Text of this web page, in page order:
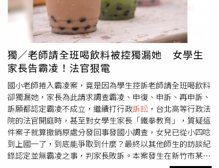
否在審查程序上出現漏洞。媒體向多家生殖醫學中心查證，
各院均表示，接受試管嬰兒療程依法必須出示身分證及結婚
證正本，夫妻雙方還須完成拍照、刷臉等身分驗證程序，若
未提供結婚證，僅能接受一般檢查，無法正式建檔或進行試
管嬰兒療程。至於涉案的復旦大學附屬中山醫院則表示，辦
理輔助生殖療程確實需要提供結婚證等相關證件，至於本案
涉及偽造證件及冷凍胚胎等爭議，已交由相關部門統一處
理，截至報導截稿前，院方尚未正式回應媒體詢問。受訪律
師指出，若丈夫與第三者確實利用偽造結婚證接受輔助生殖
治療，不僅可能涉及偽造國家機關證件等違法行為，也已違
反婚姻忠誠義務。原配除可在離婚訴訟中主張精神慰撫金，
也可依法追討遭不當支出的夫妻共同財產。至於醫院是否須
承擔法律責任，律師分析，目前醫療院所大多僅能針對民眾
血暈眩，楊姓護理師處置後同樣未於兩個系統通報。第三次
在2024年2月27日，工程師在辦公室突然暈倒昏迷，甦醒後
去護理站讓楊姓護理師醫治，之後她也沒用兩個系統回報。
第四次發生在2024年11月27日，承包商訪客在工廠大門扭
到腳，接受楊姓護理師處理，她仍未在Medgate紀錄、
EHS360通報。2025年3月，3M以勞基法第11條第5款為
由，通知楊姓護理師終止僱傭關係，她提告主張自己足以勝
任工作，公司違反解僱最後手段性。3M公司告訴法院，廠
護的工作除了提供員工健康諮詢、急救和緊急處置，還有申
報、保存及追蹤紀錄，所以每次醫療後須在Medgate內部回
報系統詳實登錄診療急救紀錄，還得進行職安通報，在
EHS360系統紀錄追蹤職安事件。3M主張接到匿名舉報，楊
梅廠EHS主管指示團隊掩蓋工廠發生的傷害事故，內部調查
發現楊姓護理師4次應通報未通報，她承認違規未進行EHS
獨／老師請全班喝飲料被控獨漏她 女學生
家長告霸凌！法官狠電
國小老師捲入霸凌案，竟是因為學生控訴老師請全班喝飲料
卻獨漏她，家長為此請求調查霸凌、申復、申訴、再申訴、
訴願都認定霸凌不成立，繼續打行政訴訟 ，台北高等行政法
院的法官開庭時，甚至對女學生家長「鐵拳教育」，質疑這
件案子就算撤銷原處分發回事發國小調查，女兒已從小四唸
到上國一了，到底能爭取到什麼？最終以其他師生的訪談紀
錄認定並無霸凌之事，判家長敗訴。本案發生在新竹市某國